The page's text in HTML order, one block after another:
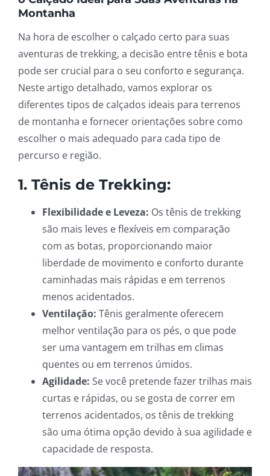
Montanha
Na hora de escolher o calçado certo para suas
aventuras de trekking, a decisão entre tênis e bota
pode ser crucial para o seu conforto e segurança.
Neste artigo detalhado, vamos explorar os
diferentes tipos de calçados ideais para terrenos
de montanha e fornecer orientações sobre como
escolher o mais adequado para cada tipo de
percurso e região.
1. Tênis de Trekking:
Flexibilidade e Leveza: Os tênis de trekking
são mais leves e flexíveis em comparação
com as botas, proporcionando maior
liberdade de movimento e conforto durante
caminhadas mais rápidas e em terrenos
menos acidentados.
Ventilação: Tênis geralmente oferecem
melhor ventilação para os pés, o que pode
ser uma vantagem em trilhas em climas
quentes ou em terrenos úmidos.
Agilidade: Se você pretende fazer trilhas mais
curtas e rápidas, ou se gosta de correr em
terrenos acidentados, os tênis de trekking
são uma ótima opção devido à sua agilidade e
capacidade de resposta.